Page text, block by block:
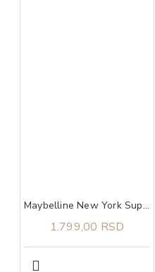
Maybelline New York Super Stay Lumi Matte tečni puder 140​
1.799,00 RSD